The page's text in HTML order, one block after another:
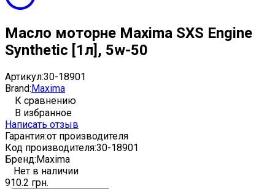
Масло моторне Maxima SXS Engine
Synthetic [1л], 5w-50
Артикул:30-18901
Brand:Maxima
К сравнению
В избранное
Написать отзыв
Гарантия:от производителя
Код производителя:30-18901
Бренд:Maxima
Нет в наличии
910.2 грн.